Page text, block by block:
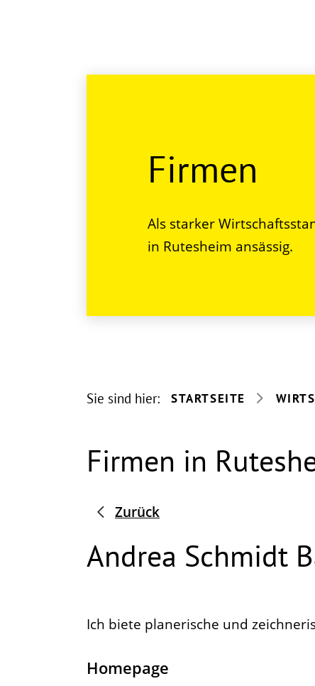
Firmen
Als starker
in Rutesheim ansässig.
Sie sind hier: STARTSEITE
Firmen in
Zurück
Andrea Schmidt
Ich biete planerische und
Homepage